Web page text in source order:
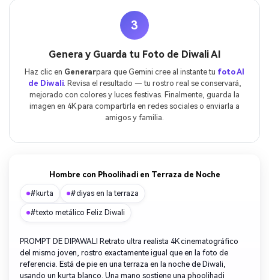
3
Genera y Guarda tu Foto de Diwali AI
Haz clic en Generarpara que Gemini cree al instante tu foto AI
de Diwali. Revisa el resultado — tu rostro real se conservará,
mejorado con colores y luces festivas. Finalmente, guarda la
imagen en 4K para compartirla en redes sociales o enviarla a
amigos y familia.
Hombre con Phoolihadi en Terraza de Noche
#kurta #diyas en la terraza
#texto metálico Feliz Diwali
PROMPT DE DIPAWALI Retrato ultra realista 4K cinematográfico
del mismo joven, rostro exactamente igual que en la foto de
referencia. Está de pie en una terraza en la noche de Diwali,
usando un kurta blanco. Una mano sostiene una phoolihadi